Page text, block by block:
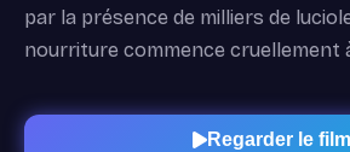
par la présence de milliers de
nourriture commence cruellement
Regarder le film